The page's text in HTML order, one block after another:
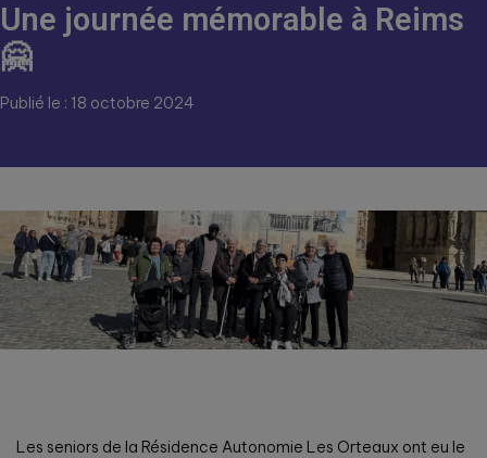
Une journée mémorable à Reims
🤗
Publié le : 18 octobre 2024
Les seniors de la Résidence Autonomie Les Orteaux ont eu le